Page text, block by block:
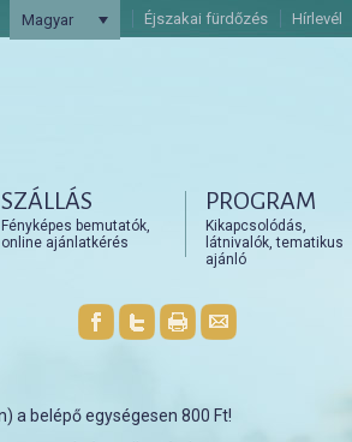
Magyar Éjszakai fürdőzés Hírlevél
SZÁLLÁS
Fényképes bemutatók,
online ajánlatkérés
PROGRAM
Kikapcsolódás,
látnivalók, tematikus
ajánló
a belépő egységesen 800 Ft!